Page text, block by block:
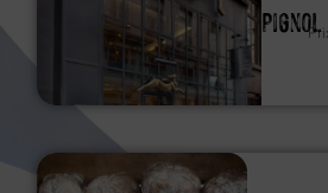
Pignol